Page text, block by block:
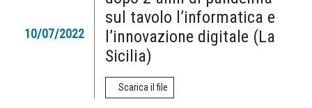
10/07/2022
sul tavolo l’informatica e
l’innovazione digitale (La
Sicilia)
Scarica il file